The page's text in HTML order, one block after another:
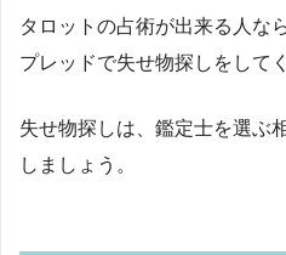
タロットの占術が出来る人な
プレッドで失せ物探しをして
失せ物探しは、鑑定士を選ぶ
しましょう。